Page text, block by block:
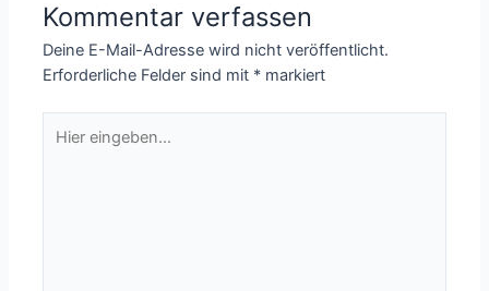
Kommentar verfassen
Deine E-Mail-Adresse wird nicht veröffentlicht.
Erforderliche Felder sind mit * markiert
eingeben…